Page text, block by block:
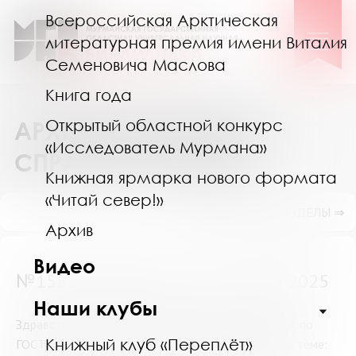
Всероссийская Арктическая
литературная премия имени Виталия
Семеновича Маслова
Книга года
Открытый областной конкурс
«Исследователь Мурмана»
Книжная ярмарка нового формата
«Читай север!»
Архив
Видео
Наши клубы
Книжный клуб «Переплёт»
АРХИВ ВЫПОЛНЕННЫХ
СПРАВОК И ПОИСК
№15853 (Мурманск) от 26 июля 2025
Здравствуйте! Составьте и оформите, пожалуйста, по
ГОСТу список литературы для курсовой работы по теме:
ПОКАЗАТЬ ПОДРАЗДЕЛЫ ⇒